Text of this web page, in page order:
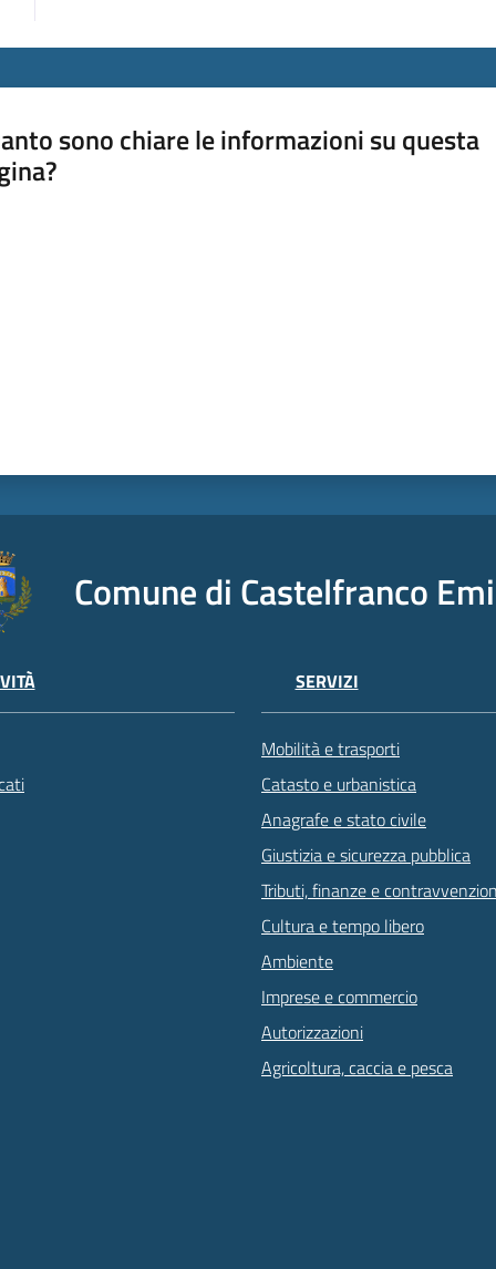
sono chiare le informazioni su questa
Comune di Castelfranco
SERVIZI
Mobilità e trasporti
Catasto e urbanistica
Anagrafe e stato civile
Giustizia e sicurezza pubblica
Tributi, finanze e
Cultura e tempo libero
Ambiente
Imprese e commercio
Autorizzazioni
Agricoltura, caccia e pesca